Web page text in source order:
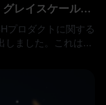
グレイスケール・
3を提出し、初
プロダクトに関する
しました。これは、
の立ち上げを目指
となります。この
産へと戦略的に拡